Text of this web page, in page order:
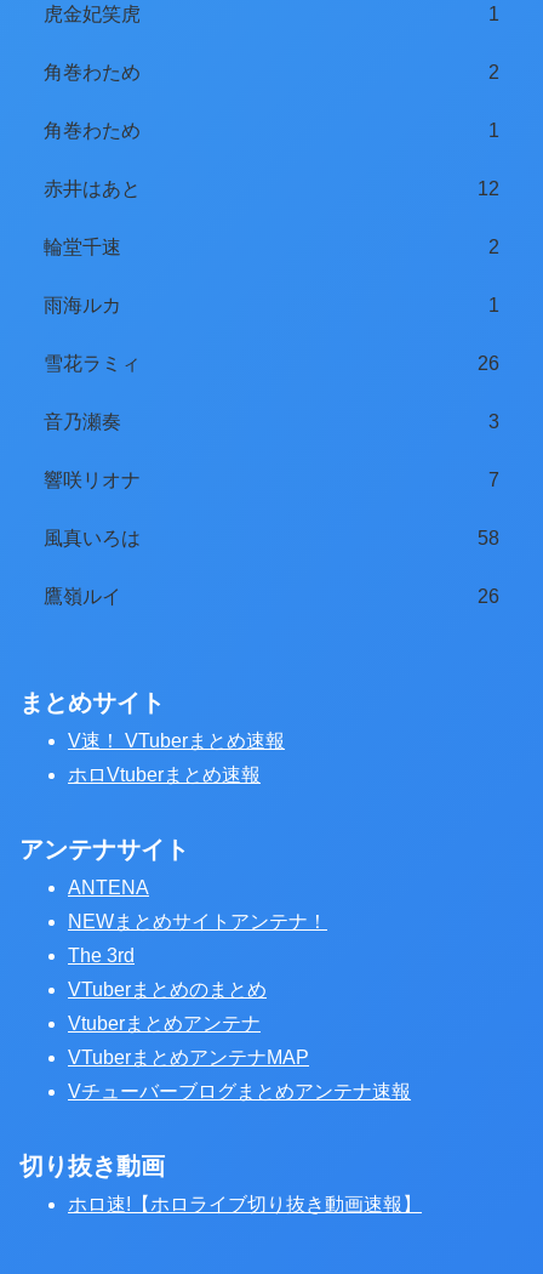
虎金妃笑虎 1
角巻わため 2
角巻わため 1
赤井はあと 12
輪堂千速 2
雨海ルカ 1
雪花ラミィ 26
音乃瀬奏 3
響咲リオナ 7
風真いろは 58
鷹嶺ルイ 26
まとめサイト
V速！ VTuberまとめ速報
ホロVtuberまとめ速報
アンテナサイト
ANTENA
NEWまとめサイトアンテナ！
The 3rd
VTuberまとめのまとめ
Vtuberまとめアンテナ
VTuberまとめアンテナMAP
Vチューバーブログまとめアンテナ速報
切り抜き動画
ホロ速!【ホロライブ切り抜き動画速報】